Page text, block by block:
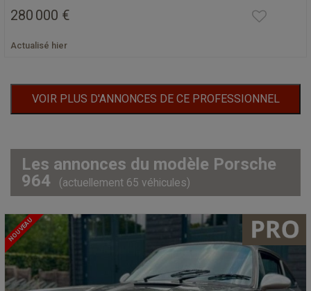
280 000 €
Actualisé hier
VOIR PLUS D'ANNONCES DE CE PROFESSIONNEL
Les annonces du modèle Porsche
964
(actuellement 65 véhicules)
NOUVEAU